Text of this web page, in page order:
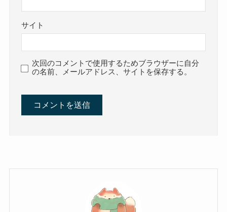
サイト
次回のコメントで使用するためブラウザーに自分
の名前、メールアドレス、サイトを保存する。